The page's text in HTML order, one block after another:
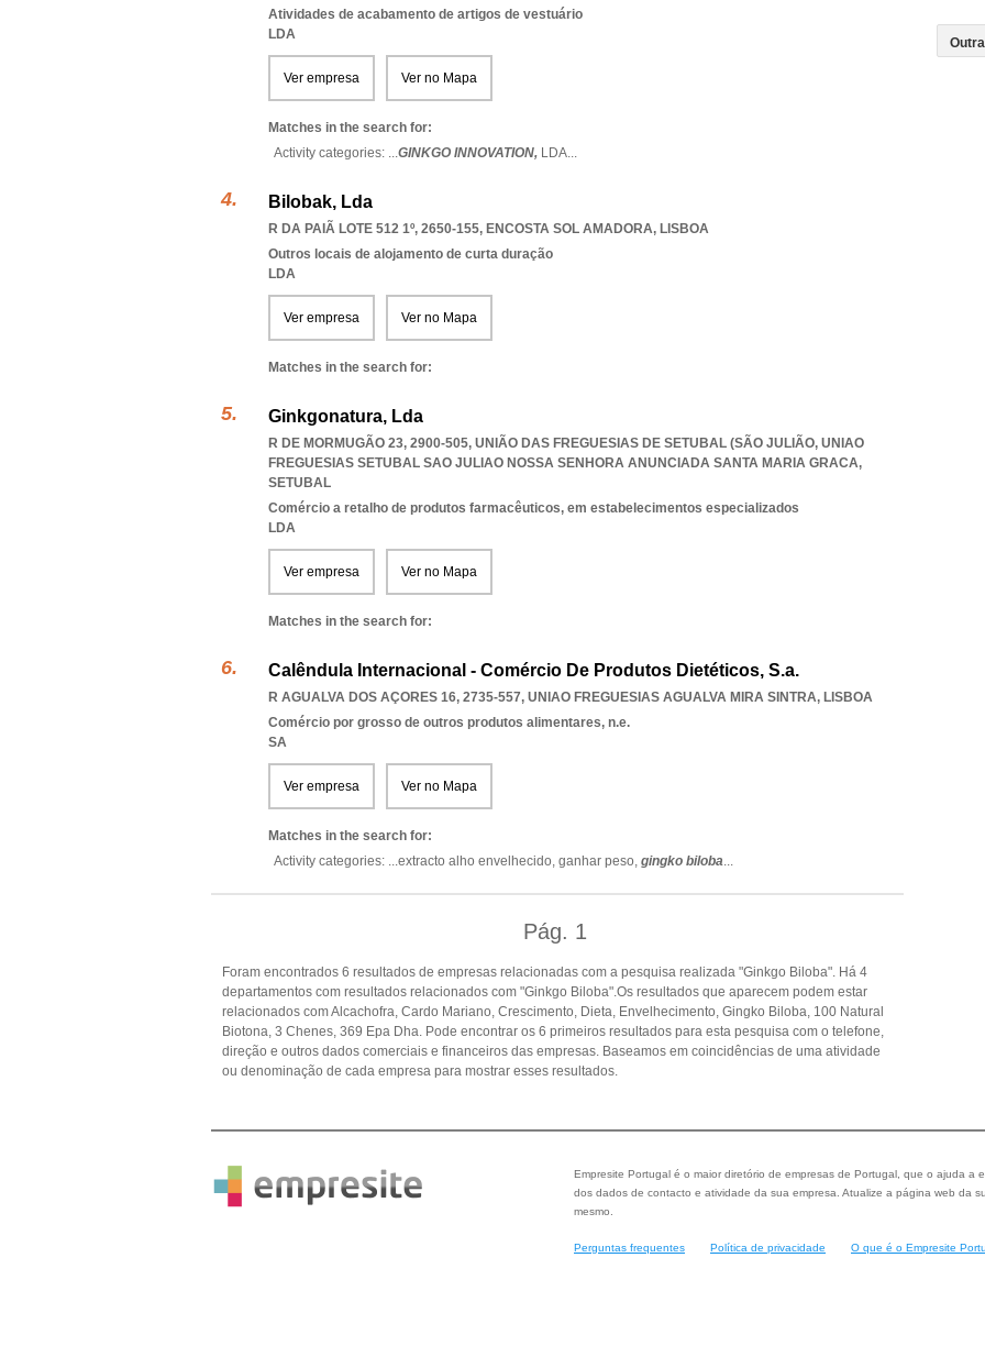
Atividades de acabamento de artigos de vestuário
LDA
Ver empresa Ver no Mapa
Matches in the search for:
Activity categories: ...GINKGO INNOVATION, LDA...
Bilobak, Lda
R DA PAIÃ LOTE 512 1º, 2650-155, ENCOSTA SOL AMADORA, LISBOA
Outros locais de alojamento de curta duração
LDA
Ver empresa Ver no Mapa
Matches in the search for:
Ginkgonatura, Lda
R DE MORMUGÃO 23, 2900-505, UNIÃO DAS FREGUESIAS DE SETUBAL (SÃO JULIÃO, UNIAO
FREGUESIAS SETUBAL SAO JULIAO NOSSA SENHORA ANUNCIADA SANTA MARIA GRACA,
SETUBAL
Comércio a retalho de produtos farmacêuticos, em estabelecimentos especializados
LDA
Ver empresa Ver no Mapa
Matches in the search for:
Calêndula Internacional - Comércio De Produtos Dietéticos, S.a.
R AGUALVA DOS AÇORES 16, 2735-557, UNIAO FREGUESIAS AGUALVA MIRA SINTRA, LISBOA
Comércio por grosso de outros produtos alimentares, n.e.
SA
Ver empresa Ver no Mapa
Matches in the search for:
Activity categories: ...extracto alho envelhecido, ganhar peso, gingko biloba...
Pág. 1
Foram encontrados 6 resultados de empresas relacionadas com a pesquisa realizada "Ginkgo Biloba". Há 4
departamentos com resultados relacionados com "Ginkgo Biloba".Os resultados que aparecem podem estar
relacionados com Alcachofra, Cardo Mariano, Crescimento, Dieta, Envelhecimento, Gingko Biloba, 100 Natural
Biotona, 3 Chenes, 369 Epa Dha. Pode encontrar os 6 primeiros resultados para esta pesquisa com o telefone,
direção e outros dados comerciais e financeiros das empresas. Baseamos em coincidências de uma atividade
ou denominação de cada empresa para mostrar esses resultados.
Empresite Portugal é o maior diretório de empresas de Portugal, que o ajuda a
dos dados de contacto e atividade da sua empresa. Atualize a página web da
mesmo.
Perguntas frequentes Política de privacidade O que é o Empresite